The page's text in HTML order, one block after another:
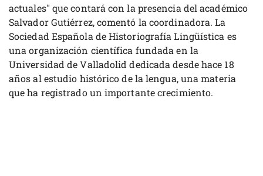
actuales" que contará con la presencia del académico
Salvador Gutiérrez, comentó la coordinadora. La
Sociedad Española de Historiografía Lingüística es
una organización científica fundada en la
Universidad de Valladolid dedicada desde hace 18
años al estudio histórico de la lengua, una materia
que ha registrado un importante crecimiento.